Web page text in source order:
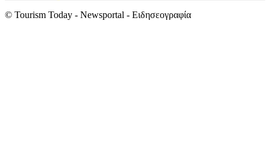
© Tourism Today - Newsportal - Ειδησεογραφία